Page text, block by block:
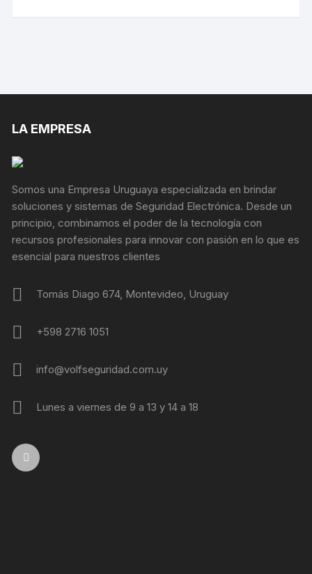
LA EMPRESA
Somos una Empresa Uruguaya especializada en brindar
soluciones y sistemas de Seguridad Electrónica. Desde un
principio, combinamos el poder de la tecnología con
recursos profesionales para innovar con pasión en lo que es
esencial para nuestros clientes
Tomás Diago 674, Montevideo, Uruguay
+598 2716 1051
info@volfseguridad.com.uy
Lunes a viernes de 9 a 13 y 14 a 18